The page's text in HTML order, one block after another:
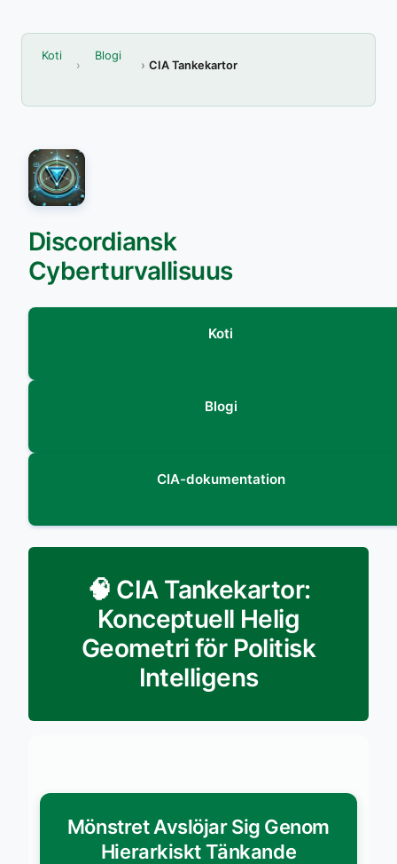
Koti Blogi
CIA Tankekartor
Discordiansk
Cyberturvallisuus
Koti
Blogi
CIA-dokumentation
🧠 CIA Tankekartor:
Konceptuell Helig
Geometri för Politisk
Intelligens
Mönstret Avslöjar Sig Genom
Hierarkiskt Tänkande